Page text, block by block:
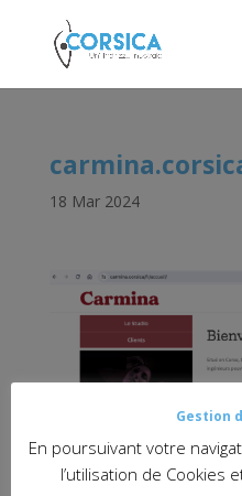
18 Mar 2024
Gestion
En poursuivant votre
l’utilisation de